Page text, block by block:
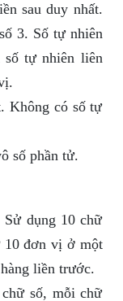
sau duy nhất.
3. Số tự nhiên
tự nhiên liên
Không có số tự
số phần tử.
Sử dụng 10 chữ
10 đơn vị ở một
liền trước.
số, mỗi chữ